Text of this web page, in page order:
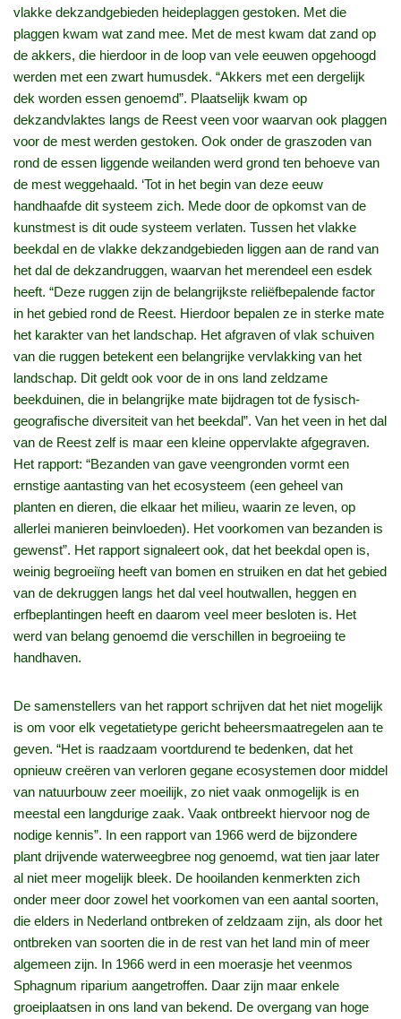
vlakke dekzandgebieden heideplaggen gestoken. Met die
plaggen kwam wat zand mee. Met de mest kwam dat zand op
de akkers, die hierdoor in de loop van vele eeuwen opgehoogd
werden met een zwart humusdek. “Akkers met een dergelijk
dek worden essen genoemd”. Plaatselijk kwam op
dekzandvlaktes langs de Reest veen voor waarvan ook plaggen
voor de mest werden gestoken. Ook onder de graszoden van
rond de essen liggende weilanden werd grond ten behoeve van
de mest weggehaald. ‘Tot in het begin van deze eeuw
handhaafde dit systeem zich. Mede door de opkomst van de
kunstmest is dit oude systeem verlaten. Tussen het vlakke
beekdal en de vlakke dekzandgebieden liggen aan de rand van
het dal de dekzandruggen, waarvan het merendeel een esdek
heeft. “Deze ruggen zijn de belangrijkste reliëfbepalende factor
in het gebied rond de Reest. Hierdoor bepalen ze in sterke mate
het karakter van het landschap. Het afgraven of vlak schuiven
van die ruggen betekent een belangrijke vervlakking van het
landschap. Dit geldt ook voor de in ons land zeldzame
beekduinen, die in belangrijke mate bijdragen tot de fysisch-
geografische diversiteit van het beekdal”. Van het veen in het dal
van de Reest zelf is maar een kleine oppervlakte afgegraven.
Het rapport: “Bezanden van gave veengronden vormt een
ernstige aantasting van het ecosysteem (een geheel van
planten en dieren, die elkaar het milieu, waarin ze leven, op
allerlei manieren beinvloeden). Het voorkomen van bezanden is
gewenst”. Het rapport signaleert ook, dat het beekdal open is,
weinig begroeiïng heeft van bomen en struiken en dat het gebied
van de dekruggen langs het dal veel houtwallen, heggen en
erfbeplantingen heeft en daarom veel meer besloten is. Het
werd van belang genoemd die verschillen in begroeiing te
handhaven.
De samenstellers van het rapport schrijven dat het niet mogelijk
is om voor elk vegetatietype gericht beheersmaatregelen aan te
geven. “Het is raadzaam voortdurend te bedenken, dat het
opnieuw creëren van verloren gegane ecosystemen door middel
van natuurbouw zeer moeilijk, zo niet vaak onmogelijk is en
meestal een langdurige zaak. Vaak ontbreekt hiervoor nog de
nodige kennis”. In een rapport van 1966 werd de bijzondere
plant drijvende waterweegbree nog genoemd, wat tien jaar later
al niet meer mogelijk bleek. De hooilanden kenmerkten zich
onder meer door zowel het voorkomen van een aantal soorten,
die elders in Nederland ontbreken of zeldzaam zijn, als door het
ontbreken van soorten die in de rest van het land min of meer
algemeen zijn. In 1966 werd in een moerasje het veenmos
Sphagnum riparium aangetroffen. Daar zijn maar enkele
groeiplaatsen in ons land van bekend. De overgang van hoge